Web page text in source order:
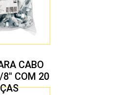
CABO
8″ COM 20